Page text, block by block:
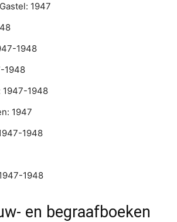
1947
1948
1948
1947-1948
1947
1948
1948
en begraafboeken